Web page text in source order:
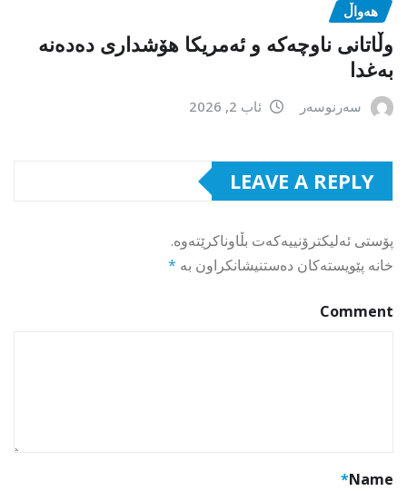
هەواڵ
وڵاتانی ناوچەکە و ئەمریکا هۆشداری دەدەنە
بەغدا
سەرنوسەر ئاب 2, 2026
LEAVE A REPLY
پۆستی ئەلیکترۆنییەکەت بڵاوناکرێتەوە.
خانە پێویستەکان دەستنیشانکراون بە *
Comment
Name
*